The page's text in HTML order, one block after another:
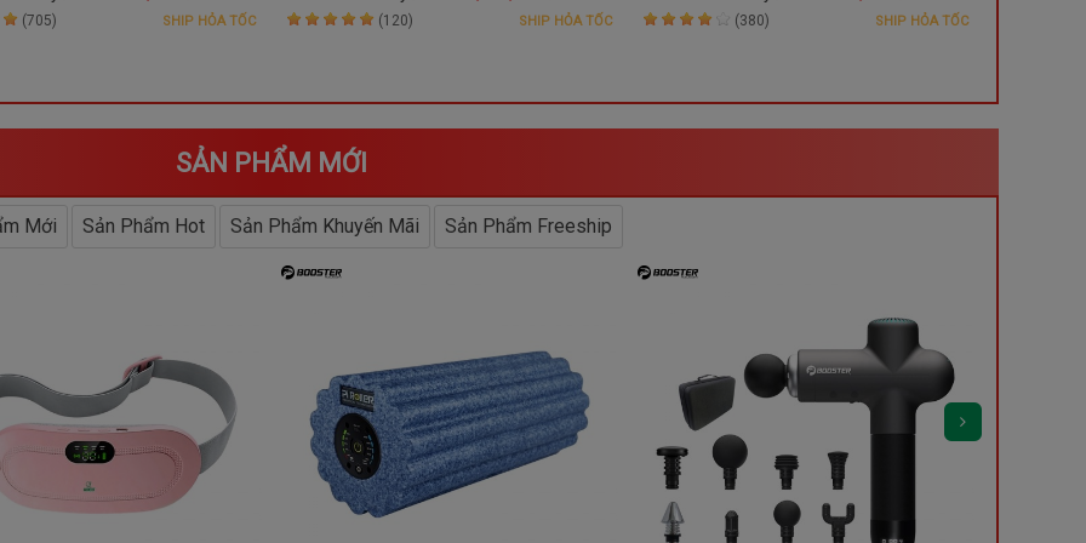
(705) SHIP HỎA TỐC (120) SHIP HỎA TỐC (380) SHIP HỎA TỐC
SẢN PHẨM MỚI
Mới Sản Phẩm Hot Sản Phẩm Khuyến Mãi Sản Phẩm Freeship